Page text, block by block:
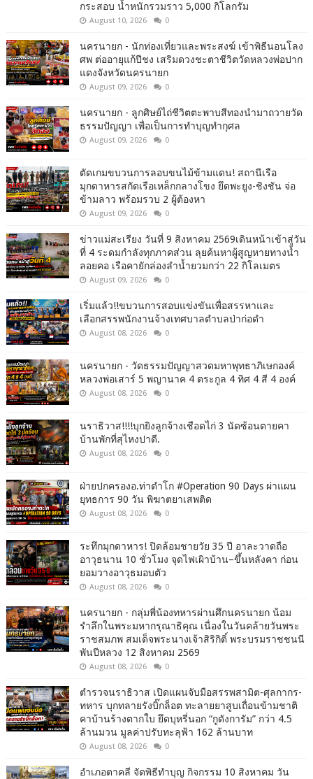
กระสอบ น้ำหนักรวมราว 5,000 กิโลกรัม
August 10, 2026 0
นครนายก - นักท่องเที่ยวและพระสงฆ์ เข้าพิธีนอนโลง
ศพ ต่ออายุแก้ปีชง เสริมดวงชะตาชีวิตวัดหลวงพ่อปาก
แดงจังหวัดนครนายก
August 09, 2026 0
นครนายก - ลูกศิษย์ไถ่ชีวิตตะพาบสีทองนำมาถวายวัด
ธรรมปัญญา เพื่อเป็นการทำบุญทำกุศล
August 09, 2026 0
ตัดเกมขบวนการลอบขนไม้ข้ามแดน! สถานีเรือ
มุกดาหารสกัดเรือเหล็กกลางโขง ยึดพะยูง-ชิงชัน จ่อ
ข้ามลาว พร้อมรวบ 2 ผู้ต้องหา
August 09, 2026 0
ข่าวแม่สะเรียง วันที่ 9 สิงหาคม 2569เดินหน้าเข้าสู่วัน
ที่ 4 ระดมกำลังทุกภาคส่วน ลุยค้นหาผู้สูญหายทางน้ำ
ลอยคอ เรือคายักล่องลำน้ำยวมกว่า 22 กิโลเมตร
August 09, 2026 0
เริ่มแล้ว!!ขบวนการสอบแข่งขันเพื่อสรรหาและ
เลือกสรรพนักงานจ้างเทศบาลตำบลป่าก่อดำ
August 08, 2026 0
นครนายก - วัดธรรมปัญญาสวดมหาพุทธาภิเษกองค์
หลวงพ่อเสาร์ 5 พญานาค 4 ตระกูล 4 ทิศ 4 สี 4 องค์
August 08, 2026 0
นราธิวาส!!!!บุกยิงลูกจ้างเชือดไก่ 3 นัดซ้อนตายคา
บ้านพักที่สุไหงปาดี.
August 08, 2026 0
ฝ่ายปกครองอ.ท่าตำโก #Operation 90 Days ผ่าแผน
ยุทธการ 90 วัน พิฆาตยาเสพติด
August 08, 2026 0
ระทึกมุกดาหาร! ปิดล้อมชายวัย 35 ปี อาละวาดถือ
อาวุธนาน 10 ชั่วโมง จุดไฟเผิาบ้าน–ขึ้นหลังคา ก่อน
ยอมวางอาวุธมอบตัว
August 08, 2026 0
นครนายก - กลุ่มพี่น้องทหารผ่านศึกนครนายก น้อม
รำลึกในพระมหากรุณาธิคุณ เนื่องในวันคล้ายวันพระ
ราชสมภพ สมเด็จพระนางเจ้าสิริกิติ์ พระบรมราชชนนี
พันปีหลวง 12 สิงหาคม 2569
August 08, 2026 0
ตำรวจนราธิวาส เปิดแผนจับมือสรรพสามิต-ศุลกากร-
ทหาร บุกทลายรังบิ๊กล็อต ทะลายยาสูบเถื่อนข้ามชาติ
คาบ้านร้างตากใบ ยึดบุหรี่นอก “กูดังการัม” กว่า 4.5
ล้านมวน มูลค่าปรับทะลุฟ้า 162 ล้านบาท
August 08, 2026 0
อำเภอตาคลี จัดพิธีทำบุญ กิจกรรม 10 สิงหาคม วัน